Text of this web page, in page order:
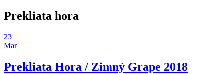
Prekliata hora
23
Mar
Prekliata Hora / Zimný Grape 2018